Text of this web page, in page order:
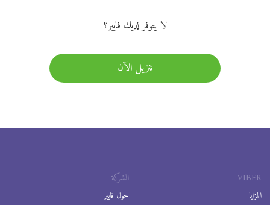
لا يتوفر لديك فايبر؟
تنزيل الآن
VIBER
المزايا
الشركة
حول فايبر